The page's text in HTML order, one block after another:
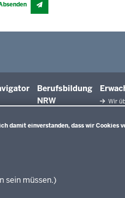
damit einverstanden, dass wir Cookies
sein müssen.)
Berufsbildung
NRW
Wir